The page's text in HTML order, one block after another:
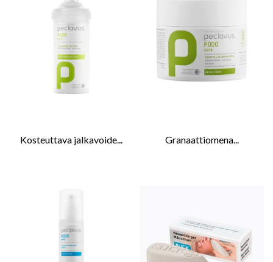
Kosteuttava jalkavoide... Granaattiomena...